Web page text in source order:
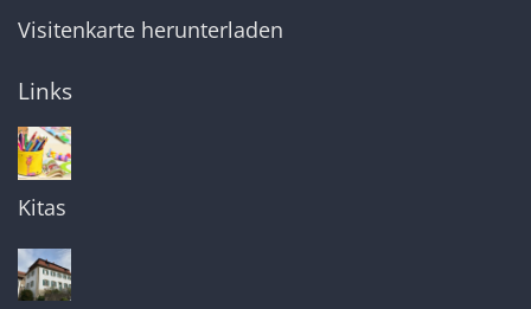
Visitenkarte herunterladen
Links
Kitas